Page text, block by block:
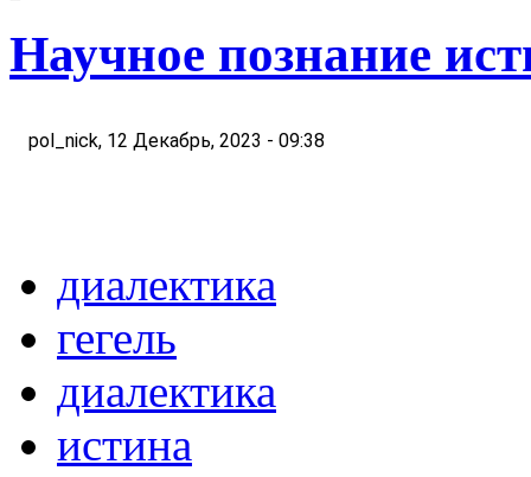
Научное познание
    pol_nick, 12 Декабрь, 2023 - 09:38
диалектика
гегель
диалектика
истина